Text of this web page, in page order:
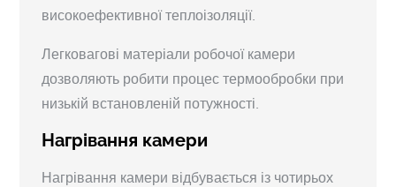
високоефективної теплоізоляції.
Легковагові матеріали робочої камери
дозволяють робити процес термообробки при
низькій встановленій потужності.
Нагрівання камери
Нагрівання камери відбувається із чотирьох